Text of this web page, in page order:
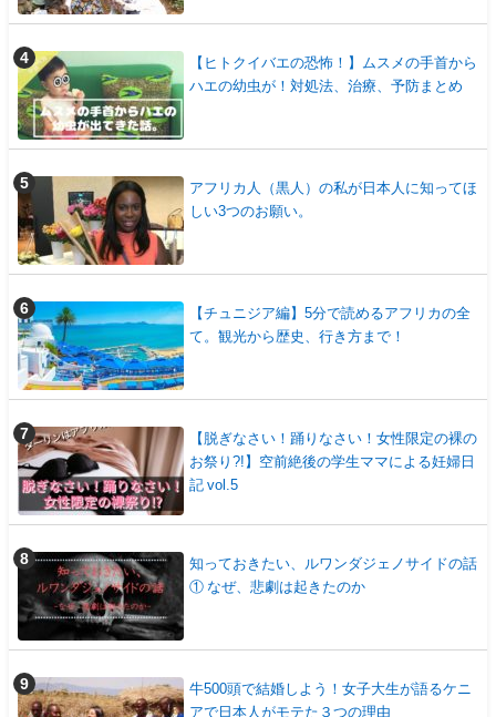
【ヒトクイバエの恐怖！】ムスメの手首から
ハエの幼虫が！対処法、治療、予防まとめ
アフリカ人（黒人）の私が日本人に知ってほ
しい3つのお願い。
【チュニジア編】5分で読めるアフリカの全
て。観光から歴史、行き方まで！
【脱ぎなさい！踊りなさい！女性限定の裸の
お祭り?!】空前絶後の学生ママによる妊婦日
記 vol.5
知っておきたい、ルワンダジェノサイドの話
① なぜ、悲劇は起きたのか
牛500頭で結婚しよう！女子大生が語るケニ
アで日本人がモテた３つの理由